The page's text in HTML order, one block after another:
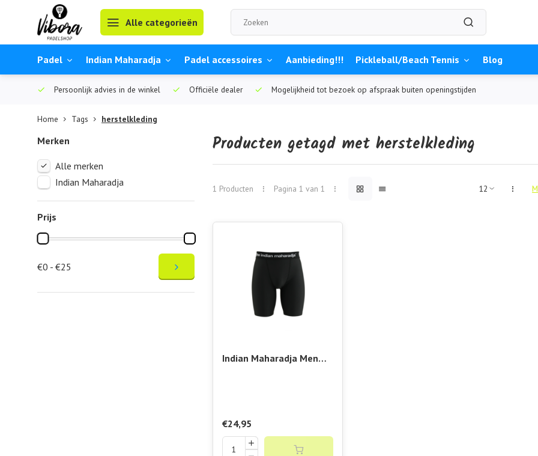
Alle categorieën
Padel Indian Maharadja Padel accessoires Aanbieding!!! Pickleball/Beach Tennis Blog
Persoonlijk advies in de winkel Officiële dealer Mogelijkheid tot bezoek op afspraak buiten openingstijden
Home Tags herstelkleding
Merken
Alle merken
Indian Maharadja
Prijs
€0 - €25
Producten getagd met herstelkleding
1 Producten Pagina 1 van 1
Indian Maharadja Men
€24,95